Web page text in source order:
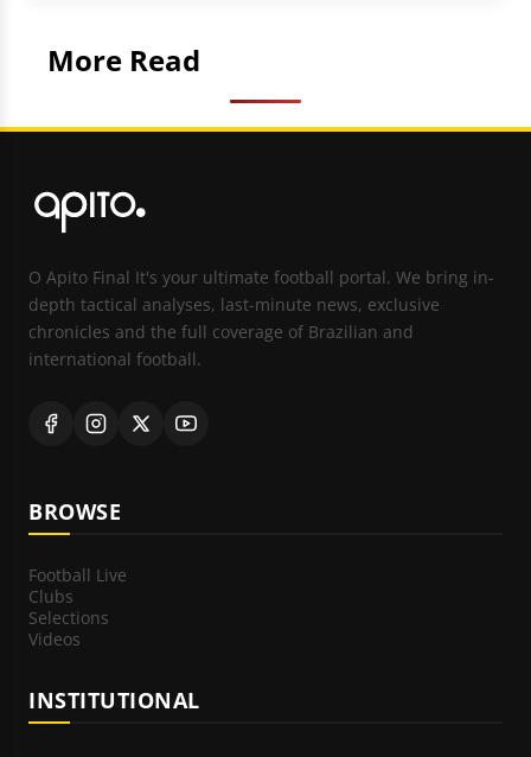
More Read
O Apito Final It's your ultimate football portal. We bring in-
depth tactical analyses, last-minute news, exclusive
chronicles and the full coverage of Brazilian and
international football.
BROWSE
Football Live
Clubs
Selections
Videos
INSTITUTIONAL